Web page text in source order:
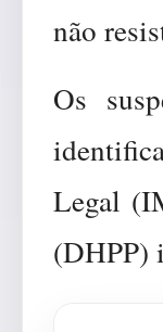
não
Os
Legal
(DHPP)